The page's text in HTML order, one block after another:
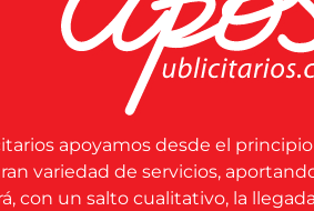
apoyamos desde el
variedad de servicios,
con un salto cualitativo, la